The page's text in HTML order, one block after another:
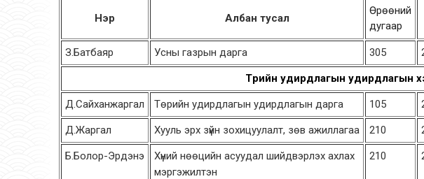
Нэр Албан тусал
Өрөөний
дугаар
З.Батбаяр Усны газрын дарга 305
Төрийн удирдлагын удирдлагын
Д.Сайханжаргал Төрийн удирдлагын удирдлагын дарга 105
Д.Жаргал Хууль эрх зүйн зохицуулалт, зөв ажиллагаа 210
Б.Болор-Эрдэнэ
Хүний нөөцийн асуудал шийдвэрлэх ахлах
мэргэжилтэн
210